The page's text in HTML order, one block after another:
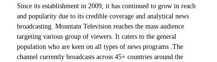
Since its establishment in 2009, it has continued to grow in reach
and popularity due to its credible coverage and analytical news
broadcasting. Mountain Television reaches the mass audience
targeting various group of viewers. It caters to the general
population who are keen on all types of news programs .The
channel currently broadcasts across 45+ countries around the